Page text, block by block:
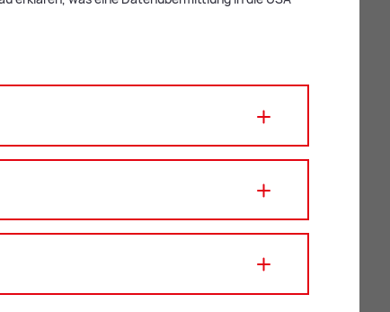
Senioren
Suchbegriff